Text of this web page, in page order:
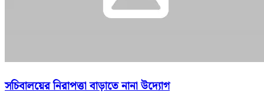
সচিবালয়ের নিরাপত্তা বাড়াতে নানা উদ্যোগ